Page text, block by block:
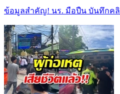
ข้อมูลสำคัญ! นร. มือปืน บันทึกคลิ